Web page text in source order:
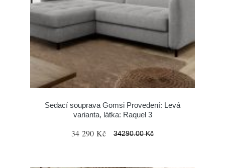
Sedací souprava Gomsi Provedení: Levá
varianta, látka: Raquel 3
34 290 Kč 34290.00 Kč